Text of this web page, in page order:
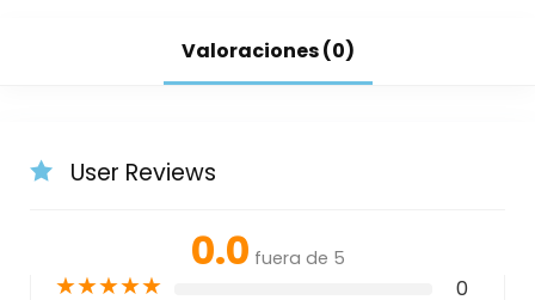
Valoraciones (0)
User Reviews
0.0 fuera de 5
★★★★★ 0